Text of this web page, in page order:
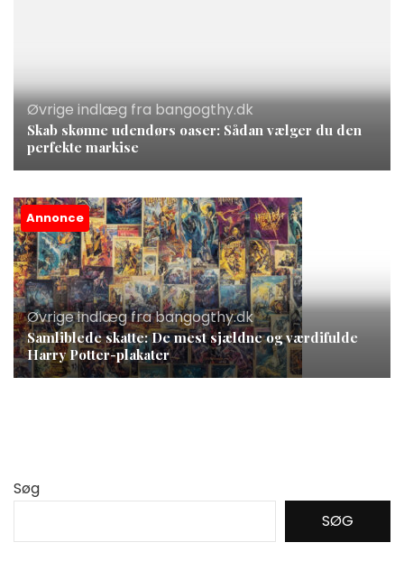
Øvrige indlæg fra bangogthy.dk
Skab skønne udendørs oaser: Sådan vælger du den
perfekte markise
Annonce
Øvrige indlæg fra bangogthy.dk
Samliblede skatte: De mest sjældne og værdifulde
Harry Potter-plakater
Søg
SØG